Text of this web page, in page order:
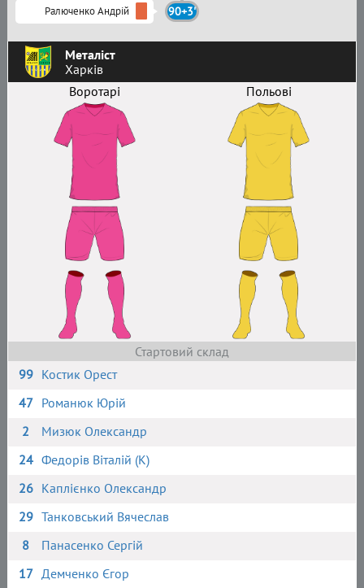
Металіст
Харків
Воротарі
Польові
Стартовий склад
99 Костик Орест
47 Романюк Юрій
2
Мизюк Олександр
24 Федорів Віталій (К)
26 Каплієнко Олександр
29 Танковський Вячеслав
8
Панасенко Сергій
17 Демченко Єгор
Ралюченко Андрій 90+3'